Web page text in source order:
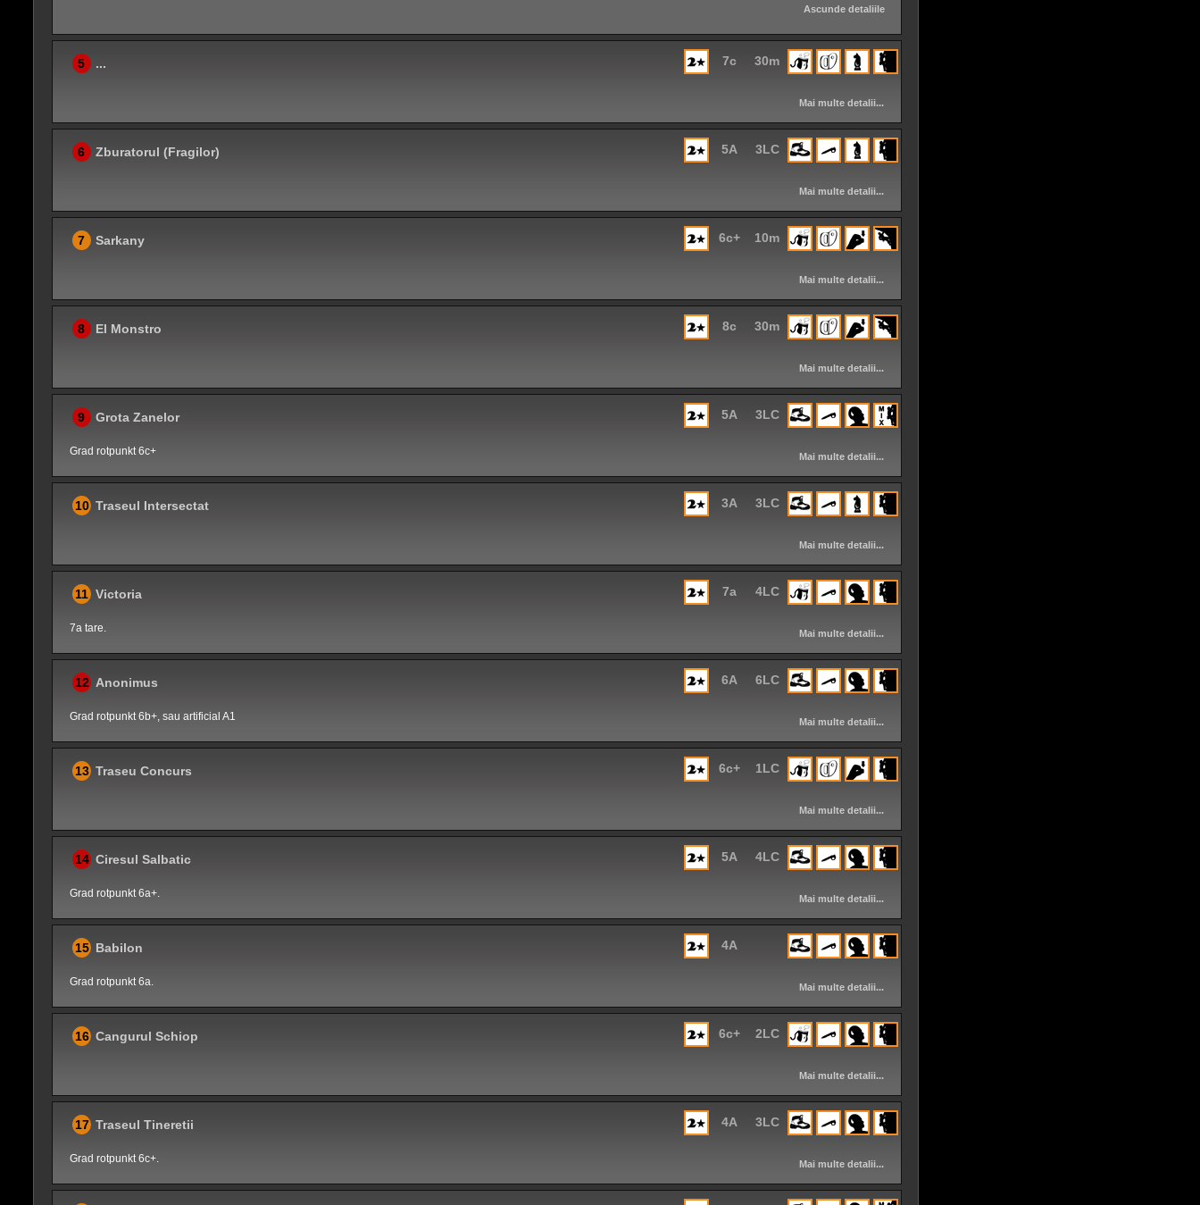
Ascunde detaliile
30m
7c
5 ...
Mai multe detalii...
3LC
5A
6 Zburatorul (Fragilor)
Mai multe detalii...
10m
6c+
7 Sarkany
Mai multe detalii...
30m
8c
8 El Monstro
Mai multe detalii...
3LC
5A
9 Grota Zanelor
Mai multe detalii...
Grad rotpunkt 6c+
3LC
3A
10 Traseul Intersectat
Mai multe detalii...
4LC
7a
11 Victoria
Mai multe detalii...
7a tare.
6LC
6A
12 Anonimus
Mai multe detalii...
Grad rotpunkt 6b+, sau artificial A1
1LC
6c+
13 Traseu Concurs
Mai multe detalii...
4LC
5A
14 Ciresul Salbatic
Mai multe detalii...
Grad rotpunkt 6a+.
4A
15 Babilon
Mai multe detalii...
Grad rotpunkt 6a.
2LC
6c+
16 Cangurul Schiop
Mai multe detalii...
3LC
4A
17 Traseul Tineretii
Mai multe detalii...
Grad rotpunkt 6c+.